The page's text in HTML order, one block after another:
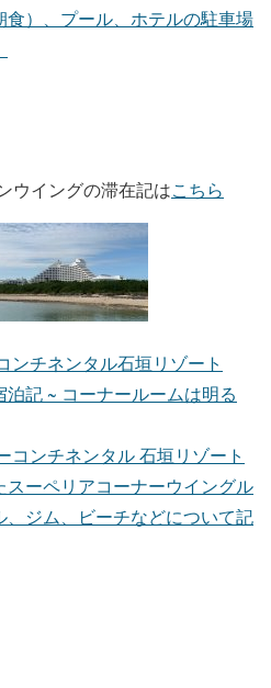
）、プール、ホテルの駐車場
ウイングの滞在記はこちら
ンチネンタル石垣リゾート
泊記 ~ コーナールームは明る
コンチネンタル 石垣リゾート
ーペリアコーナーウイングル
ジム、ビーチなどについて記